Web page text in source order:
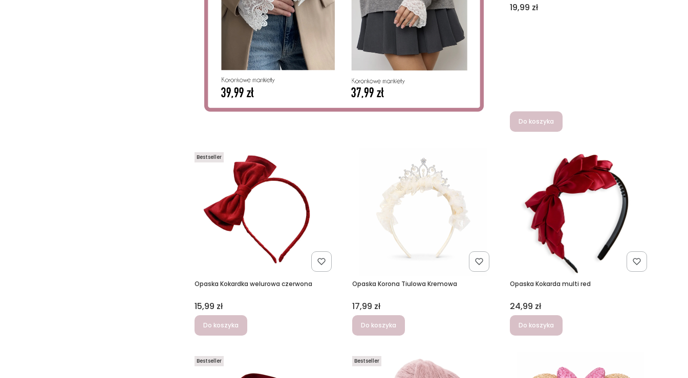
Cena
19,99 zł
Do koszyka
Bestseller
Opaska Kokardka welurowa czerwona
Cena
15,99 zł
Do koszyka
Opaska Korona Tiulowa Kremowa
Cena
17,99 zł
Do koszyka
Opaska Kokarda multi red
Cena
24,99 zł
Do koszyka
Bestseller Bestseller